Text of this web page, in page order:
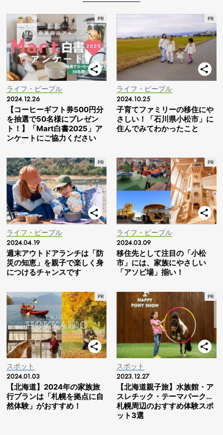
ライフ・ピープル
2024.12.26
【コーヒーギフト券500円分
を抽選で50名様にプレゼン
ト！】「Mart白書2025」ア
ンケートにご協力ください
ライフ・ピープル
2024.10.25
子育てファミリーの移住にや
さしい！「石川県小松市」に
住んでみてわかったこと
ライフ・ピープル
2024.04.19
週末アウトドアランチは「防
災の知恵」を親子で楽しく身
につけるチャンスです
ライフ・ピープル
2024.03.09
移住先として注目の「小松
市」には、家族にやさしい
「アソビ場」揃い！
スポット
2024.01.03
【北海道】2024年の家族旅
行プランは「札幌を拠点に自
然体験」がおすすめ！
スポット
2023.12.27
【北海道親子旅】水族館・ア
スレチック・テーマパーク…
札幌周辺のおすすめ体験スポ
ット3選